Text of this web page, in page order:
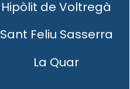
Hipòlit de Voltregà
Sant Feliu Sasserra
La Quar